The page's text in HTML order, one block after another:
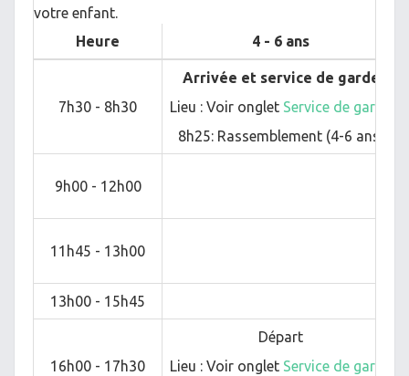
votre enfant.
Heure
4 - 6 ans
7h30 - 8h30
Arrivée et service de garde
Lieu : Voir onglet Service de garde
8h25: Rassemblement (4-6 ans)
9h00 - 12h00
11h45 - 13h00
13h00 - 15h45
16h00 - 17h30
Départ
Lieu : Voir onglet Service de garde